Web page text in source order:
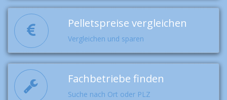
Pelletspreise vergleichen
Vergleichen und sparen
Fachbetriebe finden
Suche nach Ort oder PLZ